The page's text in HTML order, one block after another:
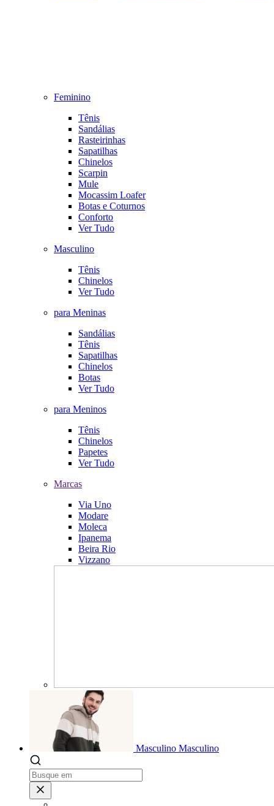
Feminino
Tênis
Sandálias
Rasteirinhas
Sapatilhas
Chinelos
Scarpin
Mule
Mocassim Loafer
Botas e Coturnos
Conforto
Ver Tudo
Masculino
Tênis
Chinelos
Ver Tudo
para Meninas
Sandálias
Tênis
Sapatilhas
Chinelos
Botas
Ver Tudo
para Meninos
Tênis
Chinelos
Papetes
Ver Tudo
Marcas
Via Uno
Modare
Moleca
Ipanema
Beira Rio
Vizzano
Masculino Masculino